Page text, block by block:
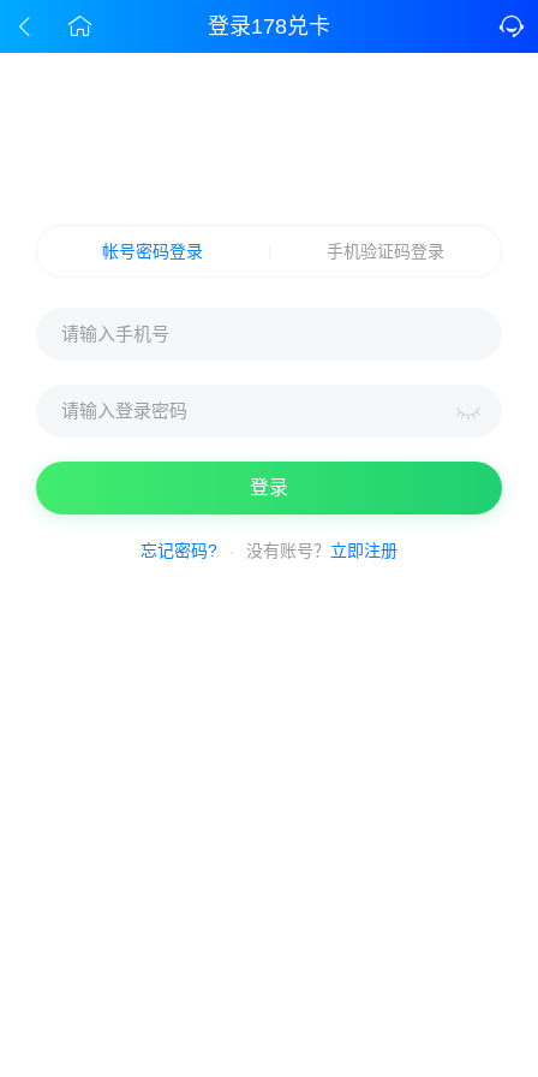
登录178兑卡
帐号密码登录 手机验证码登录
登录
忘记密码? · 没有账号？ 立即注册